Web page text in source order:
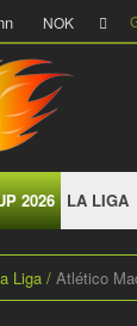
NOK
2026 LA LIGA
Liga Atlético